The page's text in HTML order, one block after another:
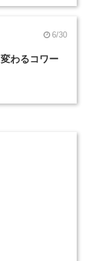
6/30
わるコワー